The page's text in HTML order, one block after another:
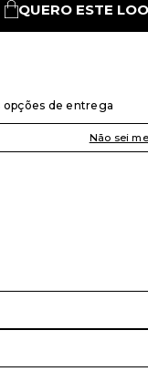
QUERO ESTE
opções de entrega
Não sei